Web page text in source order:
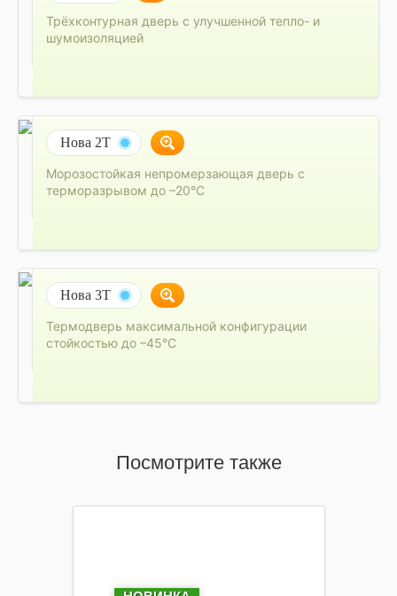
Трёхконтурная дверь с улучшенной тепло- и
шумоизоляцией
Нова 2Т
Морозостойкая непромерзающая дверь с
терморазрывом до –20°C
Нова 3Т
Термодверь максимальной конфигурации
стойкостью до –45°C
Посмотрите также